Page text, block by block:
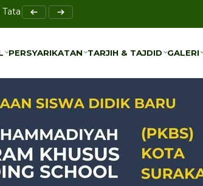
sebagai Solusi Pencegahan Bullying
PERSYARIKATAN TARJIH & TAJDID GALERI